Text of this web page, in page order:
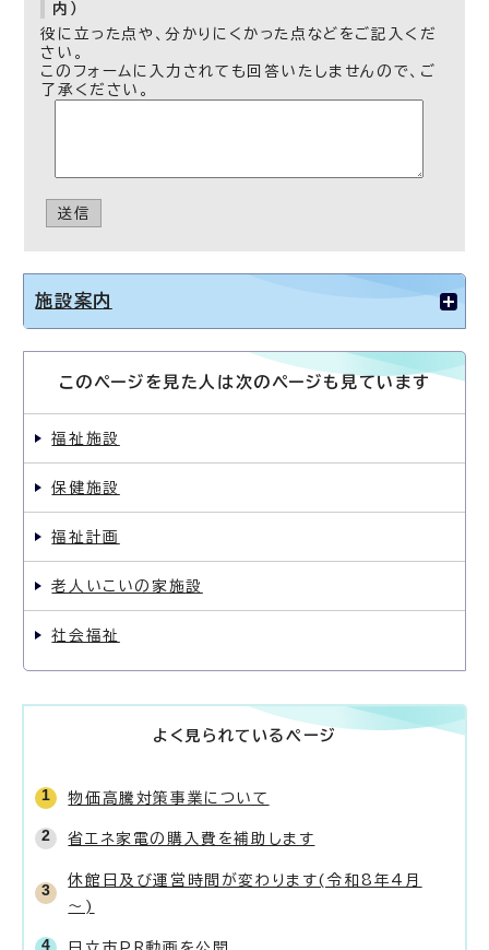
内）
役に立った点や、分かりにくかった点などをご記入くだ
さい。
このフォームに入力されても回答いたしませんので、ご
了承ください。
送信
施設案内
このページを見た人は次のページも見ています
福祉施設
保健施設
福祉計画
老人いこいの家施設
社会福祉
よく見られているページ
物価高騰対策事業について
省エネ家電の購入費を補助します
休館日及び運営時間が変わります(令和8年4月
～)